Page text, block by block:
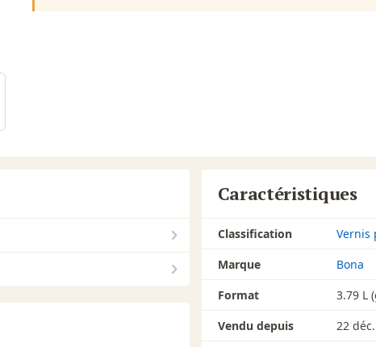
Le processus de
susceptible d'être éraflé ou
replacer les meubles (avec
plancher n'est pas
Nettoyage
Caractéristiques
Classification
Vernis
Marque
Bona
Format
3.79 L
Vendu depuis
22